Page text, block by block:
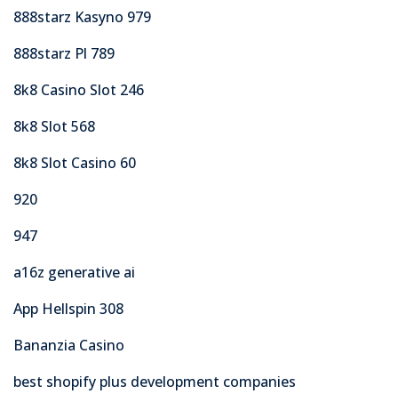
888starz Kasyno 979
888starz Pl 789
8k8 Casino Slot 246
8k8 Slot 568
8k8 Slot Casino 60
920
947
a16z generative ai
App Hellspin 308
Bananzia Casino
best shopify plus development companies